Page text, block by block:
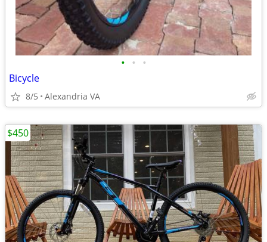
• • •
Bicycle
8/5 Alexandria VA
$450